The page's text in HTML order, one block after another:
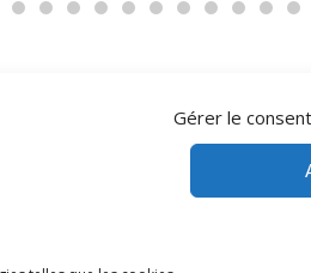
Gérer le